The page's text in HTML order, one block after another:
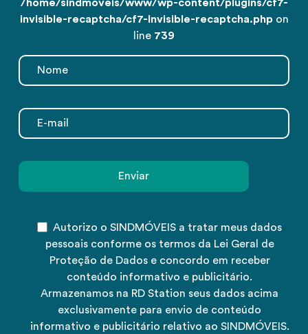
/home/sindmoveis/www/wp-content/plugins/cf7-
invisible-recaptcha/cf7-Invisible-recaptcha.php on
line 739
Autorizo o SINDMÓVEIS a tratar meus dados
pessoais conforme os termos da Lei Geral de
Proteção de Dados e concordo em receber
conteúdo informativo e publicitário.
Armazenamos na RD Station seus dados acima
exclusivamente para envio de conteúdo
informativo e publicitário relativo ao SINDMÓVEIS.